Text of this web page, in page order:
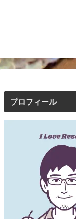
プロフィール